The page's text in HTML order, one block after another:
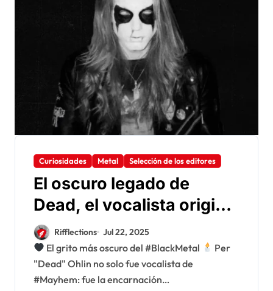
Curiosidades Metal Selección de los editores
El oscuro legado de
Dead, el vocalista original
de Mayhem
Rifflections Jul 22, 2025
El grito más oscuro del #BlackMetal
Per
"Dead" Ohlin no solo fue vocalista de
#Mayhem: fue la encarnación…